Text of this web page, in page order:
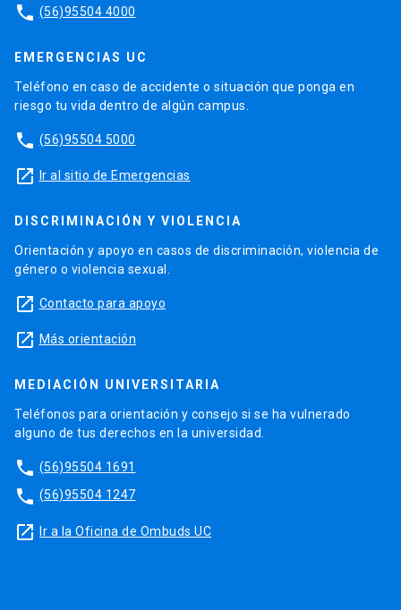
phone (56)95504 4000
EMERGENCIAS UC
Teléfono en caso de accidente o situación que ponga en
riesgo tu vida dentro de algún campus.
phone (56)95504 5000
launch Ir al sitio de Emergencias
DISCRIMINACIÓN Y VIOLENCIA
Orientación y apoyo en casos de discriminación, violencia de
género o violencia sexual.
launch Contacto para apoyo
launch Más orientación
MEDIACIÓN UNIVERSITARIA
Teléfonos para orientación y consejo si se ha vulnerado
alguno de tus derechos en la universidad.
phone (56)95504 1691
phone (56)95504 1247
launch Ir a la Oficina de Ombuds UC